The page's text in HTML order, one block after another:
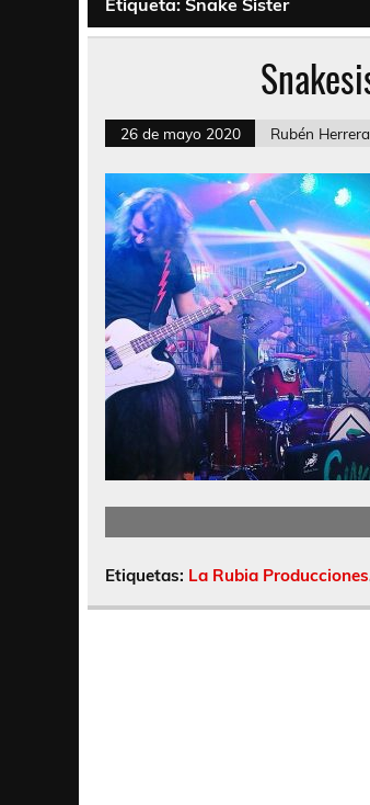
Etiqueta: Snake Sister
26 de mayo 2020 Rubén Herrera
Etiquetas: La Rubia Producciones